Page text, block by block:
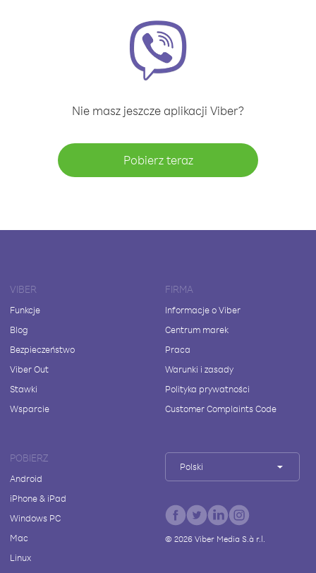
Nie masz jeszcze aplikacji Viber?
Pobierz teraz
VIBER
Funkcje
Blog
Bezpieczeństwo
Viber Out
Stawki
Wsparcie
FIRMA
Informacje o Viber
Centrum marek
Praca
Warunki i zasady
Polityka prywatności
Customer Complaints Code
POBIERZ
Android
iPhone & iPad
Windows PC
Mac
Linux
Polski
© 2026Viber Media S.à r.l.